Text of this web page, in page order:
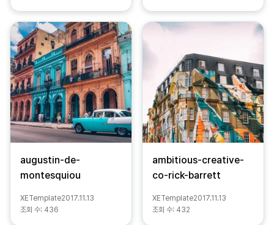
augustin-de-
montesquiou
XETemplate2017.11.13
조회 수: 436
ambitious-creative-
co-rick-barrett
XETemplate2017.11.13
조회 수: 432